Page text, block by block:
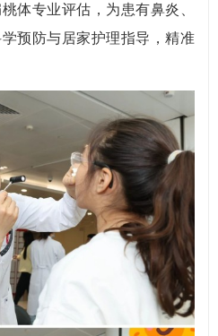
体专业评估，为患有鼻炎、
预防与居家护理指导，精准